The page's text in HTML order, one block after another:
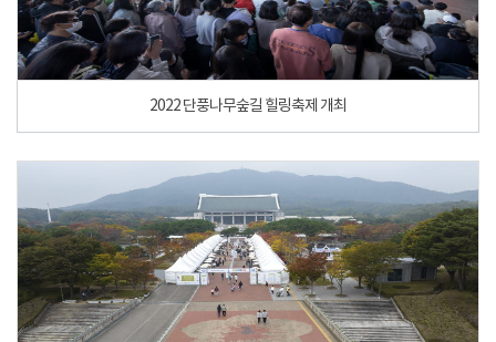
2022 단풍나무숲길 힐링축제 개최